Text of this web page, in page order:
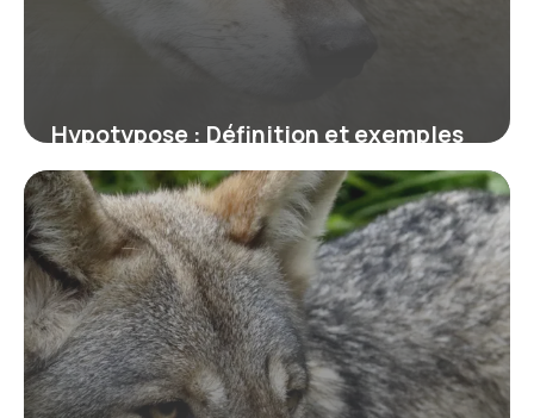
Hypotypose : Définition et exemples
en littérature
9 juillet 2026